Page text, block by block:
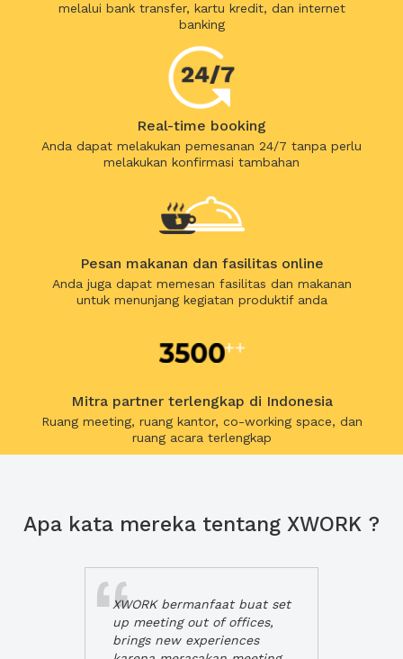
melalui bank transfer, kartu kredit, dan internet
banking
Real-time booking
Anda dapat melakukan pemesanan 24/7 tanpa perlu
melakukan konfirmasi tambahan
Pesan makanan dan fasilitas online
Anda juga dapat memesan fasilitas dan makanan
untuk menunjang kegiatan produktif anda
Mitra partner terlengkap di Indonesia
Ruang meeting, ruang kantor, co-working space, dan
ruang acara terlengkap
Apa kata mereka tentang XWORK ?
XWORK bermanfaat buat set
up meeting out of offices,
brings new experiences